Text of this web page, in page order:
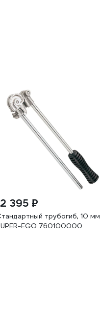
395 ₽
трубогиб, 10 мм
EGO 760100000